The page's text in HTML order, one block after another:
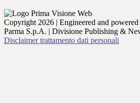
Copyright 2026 | Engineered and
Parma S.p.A. | Divisione Publishing &
Disclaimer trattamento dati personali